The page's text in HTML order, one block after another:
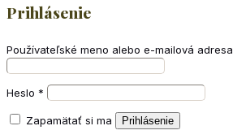
Prihlásenie
Používateľské meno alebo e-mailová adresa
Heslo *
Zapamätať si ma Prihlásenie